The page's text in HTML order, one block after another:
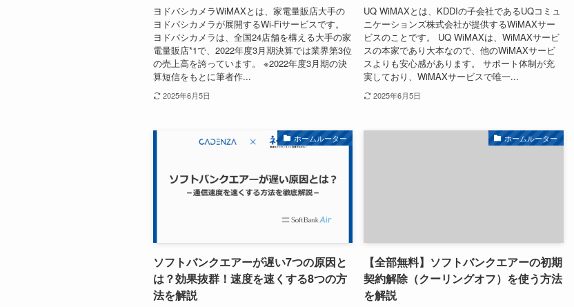
ヨドバシカメラWiMAXとは、家電量販店大手の
ヨドバシカメラが展開するWi-Fiサービスです。
ヨドバシカメラは、全国24店舗を構える大手の家
電量販店*1で、2022年度3月期決算では業界第3位
の売上高を誇っています。 ※2022年度3月期の決
算短信をもとに筆者作...
2025年6月5日
UQ WiMAXとは、KDDIの子会社であるUQコミュ
ニケーションズ株式会社が提供するWiMAXサー
ビスのことです。 UQ WiMAXは、WiMAXサービ
スの本家であり大本なので、他のWiMAXサービ
スよりも安心感があります。 サポート体制が充
実しており、WiMAXサービスで唯一...
2025年6月5日
ホームルーター
ソフトバンクエアーが遅い7つの原因と
は？効果抜群！速度を速くする8つの方
法を解説
ホームルーター
【全部無料】ソフトバンクエアーの初期
契約解除（クーリングオフ）を使う方法
を解説